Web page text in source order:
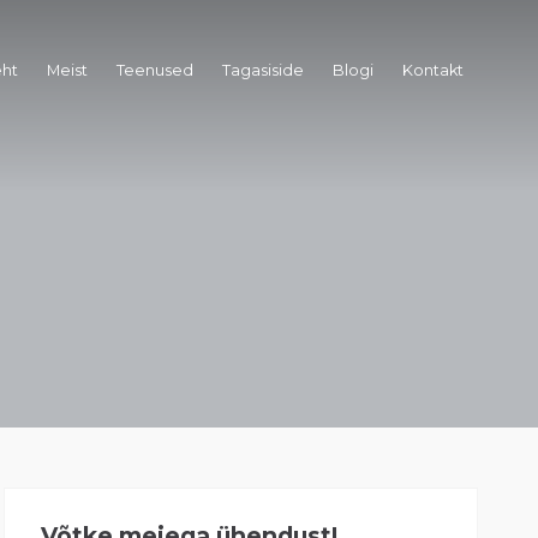
Meist Teenused Tagasiside Blogi Kontakt